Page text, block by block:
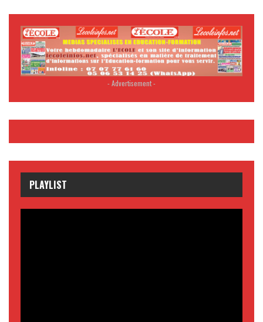
- Advertisement -
PLAYLIST